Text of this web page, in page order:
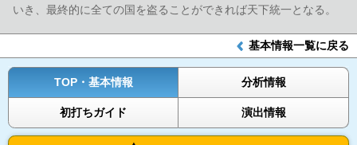
いき、最終的に全ての国を盗ることができれば天下統一となる。
基本情報一覧に戻る
TOP・基本情報 分析情報
初打ちガイド 演出情報